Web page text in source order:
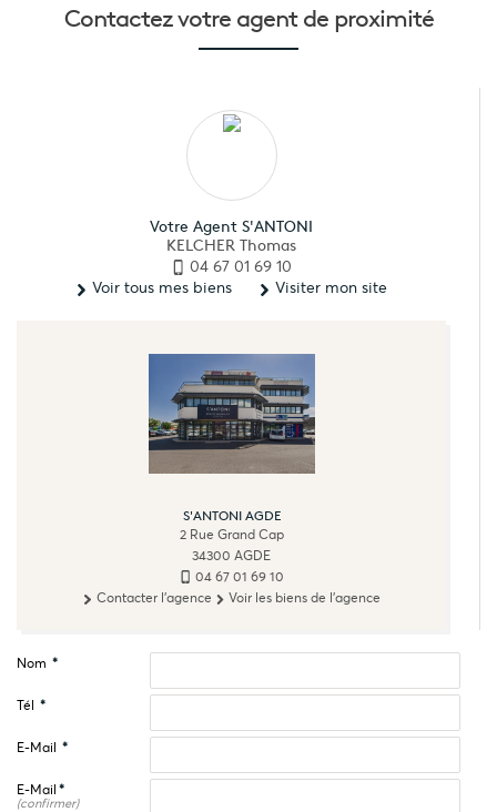
Contactez votre agent de proximité
Votre Agent S'ANTONI
KELCHER Thomas
04 67 01 69 10
Voir tous mes biens
Visiter mon site
S'ANTONI AGDE
2 Rue Grand Cap
34300 AGDE
04 67 01 69 10
Contacter l'agence
Voir les biens de l'agence
Nom *
Tél *
E-Mail *
E-Mail *
(confirmer)